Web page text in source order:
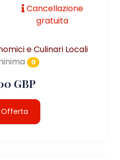
Cancellazione
gratuita
e Culinari Locali
0
GBP
Offerta